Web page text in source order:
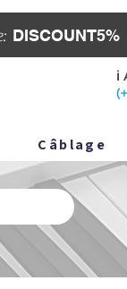
DISCOUNT5%
ℹ️
(
Câblage